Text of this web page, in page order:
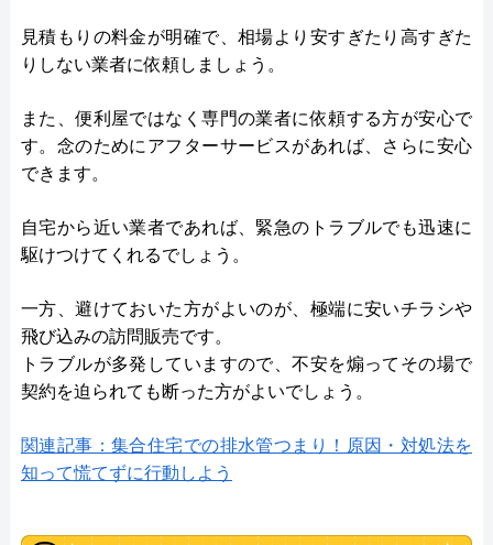
見積もりの料金が明確で、相場より安すぎたり高すぎた
りしない業者に依頼しましょう。
また、便利屋ではなく専門の業者に依頼する方が安心で
す。念のためにアフターサービスがあれば、さらに安心
できます。
自宅から近い業者であれば、緊急のトラブルでも迅速に
駆けつけてくれるでしょう。
一方、避けておいた方がよいのが、極端に安いチラシや
飛び込みの訪問販売です。
トラブルが多発していますので、不安を煽ってその場で
契約を迫られても断った方がよいでしょう。
関連記事：集合住宅での排水管つまり！原因・対処法を
知って慌てずに行動しよう